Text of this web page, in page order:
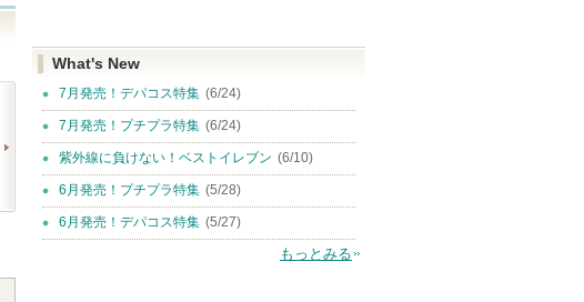
ニベアUV ディーププロ
テクト＆ケア ジェル
ショッピン
フルーティーグラムティ
ント
Laka
ショッピン
ペア シャンプー/ヘアト
What's New
7月発売！デパコス特集 (6/24)
7月発売！プチプラ特集 (6/24)
紫外線に負けない！ベストイレブン (6/10)
6月発売！プチプラ特集 (5/28)
6月発売！デパコス特集 (5/27)
もっとみる